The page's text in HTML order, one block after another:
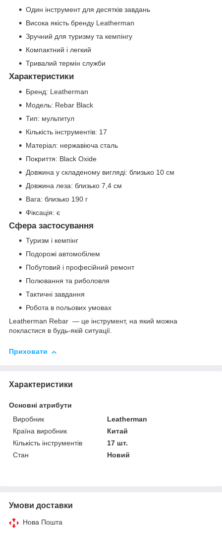
Один інструмент для десятків завдань
Висока якість бренду Leatherman
Зручний для туризму та кемпінгу
Компактний і легкий
Тривалий термін служби
Характеристики
Бренд: Leatherman
Модель: Rebar Black
Тип: мультитул
Кількість інструментів: 17
Матеріал: нержавіюча сталь
Покриття: Black Oxide
Довжина у складеному вигляді: близько 10 см
Довжина леза: близько 7,4 см
Вага: близько 190 г
Фіксація: є
Сфера застосування
Туризм і кемпінг
Подорожі автомобілем
Побутовий і професійний ремонт
Полювання та риболовля
Тактичні завдання
Робота в польових умовах
Leatherman Rebar — це інструмент, на який можна
покластися в будь-якій ситуації.
Приховати
Характеристики
Основні атрибути
Виробник
Leatherman
Країна виробник
Китай
Кількість інструментів
17 шт.
Стан
Новий
Умови доставки
Нова Пошта